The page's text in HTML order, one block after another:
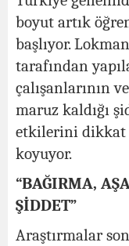
boyut artık
başlıyor.
tarafından
çalışanlarının
maruz kaldığı
etkilerini dikkat
koyuyor.
“BAĞIRMA,
ŞİDDET”
Araştırmalar